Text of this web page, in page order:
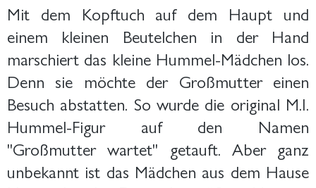
Mit dem Kopftuch auf dem Haupt und
einem kleinen Beutelchen in der Hand
marschiert das kleine Hummel-Mädchen los.
Denn sie möchte der Großmutter einen
Besuch abstatten. So wurde die original M.I.
Hummel-Figur auf den Namen
"Großmutter wartet" getauft. Aber ganz
unbekannt ist das Mädchen aus dem Hause